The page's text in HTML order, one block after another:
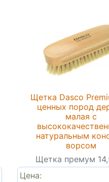
Щетка Dasco
ценных пород
малая с
натуральным
ворсом
Щетка премум
Цена: